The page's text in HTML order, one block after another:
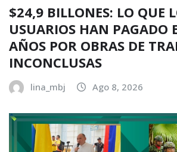
$24,9 BILLONES: LO QUE
USUARIOS HAN PAGADO
AÑOS POR OBRAS DE
INCONCLUSAS
lina_mbj Ago 8, 2026